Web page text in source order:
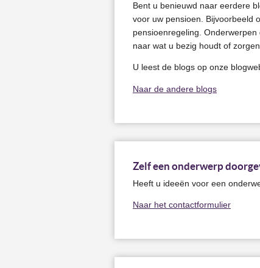
Bent u benieuwd naar eerdere
voor uw pensioen. Bijvoorbeeld
pensioenregeling.
naar wat u bezig houdt of
U leest de blogs op onze
Naar de andere blogs
Zelf een onderwerp
Heeft u ideeën voor een
Naar het contactformulier